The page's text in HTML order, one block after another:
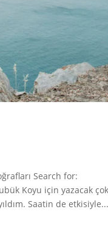
Search for:
Koyu için yazacak
Saatin de etkisiyle...